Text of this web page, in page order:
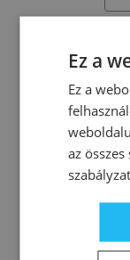
A
kerti
Ez a
Ez a
az